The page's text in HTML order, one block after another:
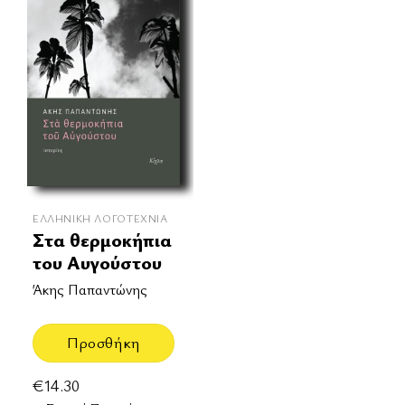
ΕΛΛΗΝΙΚΉ ΛΟΓΟΤΕΧΝΊΑ
Στα θερμοκήπια
του Αυγούστου
Άκης Παπαντώνης
Προσθήκη
€14.30